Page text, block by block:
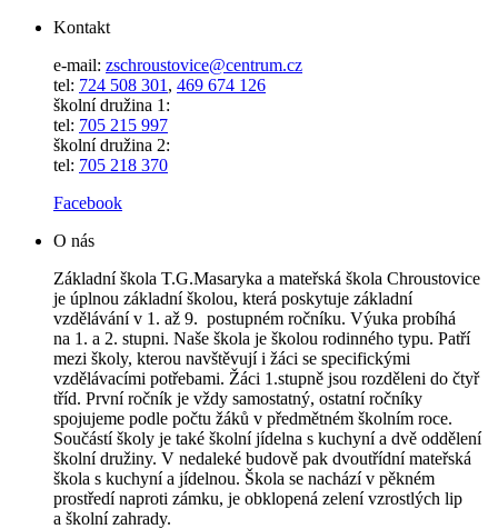
Kontakt
e-mail: zschroustovice@centrum.cz
tel: 724 508 301 , 469 674 126
školní družina 1:
tel: 705 215 997
školní družina 2:
tel: 705 218 370
Facebook
O nás
Základní škola T.G.Masaryka a mateřská škola Chroustovice
je úplnou základní školou, která poskytuje základní
vzdělávání v 1. až 9. postupném ročníku. Výuka probíhá
na 1. a 2. stupni. Naše škola je školou rodinného typu. Patří
mezi školy, kterou navštěvují i žáci se specifickými
vzdělávacími potřebami. Žáci 1.stupně jsou rozděleni do čtyř
tříd. První ročník je vždy samostatný, ostatní ročníky
spojujeme podle počtu žáků v předmětném školním roce.
Součástí školy je také školní jídelna s kuchyní a dvě oddělení
školní družiny. V nedaleké budově pak dvoutřídní mateřská
škola s kuchyní a jídelnou. Škola se nachází v pěkném
prostředí naproti zámku, je obklopená zelení vzrostlých lip
a školní zahrady.